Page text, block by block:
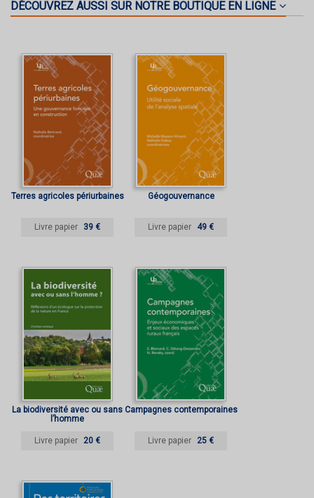
DÉCOUVREZ AUSSI SUR NOTRE BOUTIQUE EN LIGNE
Terres agricoles périurbaines
Livre papier 39 €
Géogouvernance
Livre papier 49 €
La biodiversité avec ou sans
l’homme
Livre papier 20 €
Campagnes contemporaines
Livre papier 25 €